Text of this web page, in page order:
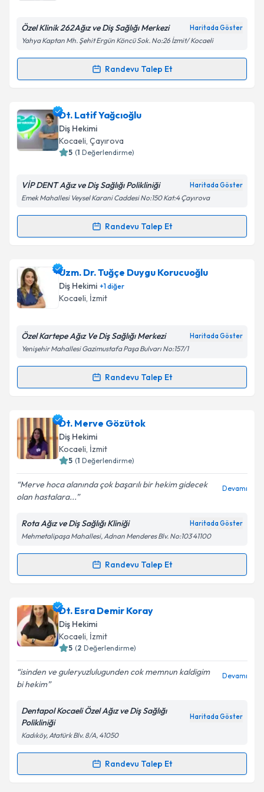
Kişisel verilerimin işlenmesine ilişkinAydınlatma
kapsamda işlenmesini kabul ediyorum.
Takvim Talebini Gönder
Özel Klinik 262Ağız ve Diş Sağlığı Merkezi Haritada Göster
Yahya Kaptan Mh. Şehit Ergün Köncü Sok. No:26 İzmit/ Kocaeli
Randevu Talep Et
Randevu Takvimi Talebi
Prof. Dr. Bahadır Kaniçin randevu takvimi talebi
oluşturun. Size bu uzmandan randevu almanız için bir
takvim hazırlandığında e-posta ile bilgilendireceğiz.
Kişisel verilerimin işlenmesine ilişkinAydınlatma
'ni okudum ve kişisel verilerimin belirtilen
Takvim Talebini Gönder
Dt. Latif Yağcıoğlu
Diş Hekimi
Kocaeli, Çayırova
5 (1 Değerlendirme)
VİP DENT Ağız ve Diş Sağlığı Polikliniği Haritada Göster
Emek Mahallesi Veysel Karani Caddesi No:150 Kat:4 Çayırova
Randevu Talep Et
Randevu Takvimi Talebi
Dt. Latif Yağcıoğluiçin randevu takvimi talebi
oluşturun. Size bu uzmandan randevu almanız için bir
takvim hazırlandığında e-posta ile bilgilendireceğiz.
Kişisel verilerimin işlenmesine ilişkin
Metni'ni okudum ve kişisel verilerimin belirtilen
Takvim Talebini Gönder
Uzm. Dr. Tuğçe Duygu Korucuoğlu
Diş Hekimi +1diğer
Kocaeli, İzmit
Özel Kartepe Ağız Ve Diş Sağlığı Merkezi Haritada Göster
Yenişehir Mahallesi Gazimustafa Paşa Bulvarı No:157/1
Randevu Talep Et
Randevu Takvimi Talebi
Uzm. Dr. Tuğçe Duygu Korucuoğlu
takvimi talebi oluşturun. Size bu uzmandan randevu
almanız için bir takvim hazırlandığında e-posta ile
bilgilendireceğiz.
E-posta Adresiniz
Kişisel verilerimin işlenmesine ilişkinAydınlatma
Metni'ni okudum ve kişisel verilerimin belirtilen
kapsamda işlenmesini kabul ediyorum.
Dt. Merve Gözütok
Diş Hekimi
Kocaeli, İzmit
5 (1 Değerlendirme)
Merve hoca alanında çok başarılı bir hekim gidecek
olan hastalara...
Devamı
Rota Ağız ve Diş Sağlığı Kliniği Haritada Göster
Mehmetalipaşa Mahallesi, Adnan Menderes Blv. No:103 41100
Randevu Talep Et
Randevu Takvimi Talebi
Dt. Merve Gözütokiçin randevu takvimi talebi
oluşturun. Size bu uzmandan randevu almanız için bir
takvim hazırlandığında e-posta ile bilgilendireceğiz.
Kişisel verilerimin işlenmesine ilişkin
Aydınlatma
kapsamda işlenmesini kabul ediyorum.
Takvim Talebini Gönder
Dt. Esra Demir Koray
Diş Hekimi
Kocaeli, İzmit
5 (2 Değerlendirme)
isinden ve guleryuzlulugunden cok memnun kaldigim
bi hekim
Devamı
Dentapol Kocaeli Özel Ağız ve Diş Sağlığı
Polikliniği
Haritada Göster
Kadıköy, Atatürk Blv. 8/A, 41050
Randevu Talep Et
Randevu Takvimi Talebi